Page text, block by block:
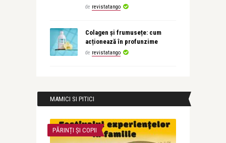
de revistatango
Colagen și frumusețe: cum
acționează în profunzime
de revistatango
MAMICI SI PITICI
PĂRINȚI ȘI COPII